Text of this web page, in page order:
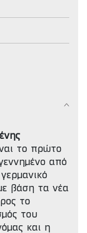
το πρώτο
από
βάση τα νέα
το
του
και η